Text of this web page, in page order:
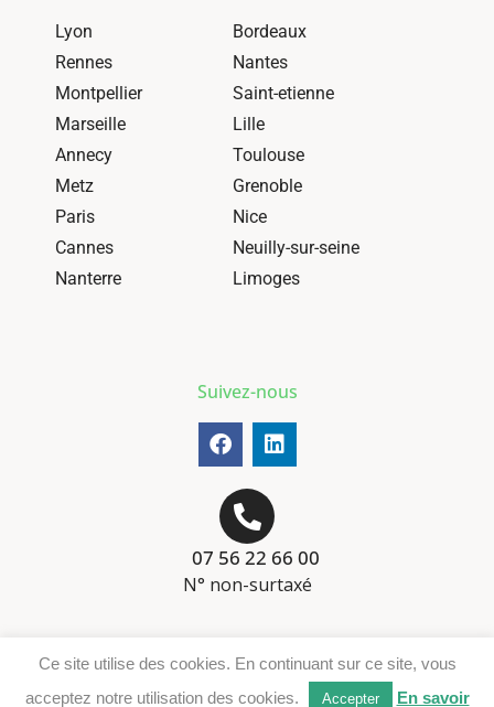
Lyon
Bordeaux
Rennes
Nantes
Montpellier
Saint-etienne
Marseille
Lille
Annecy
Toulouse
Metz
Grenoble
Paris
Nice
Cannes
Neuilly-sur-seine
Nanterre
Limoges
Suivez-nous
07 56 22 66 00
N° non-surtaxé
Téléchargement DER
Ce site utilise des cookies. En continuant sur ce site, vous
acceptez notre utilisation des cookies.
Accepter En savoir